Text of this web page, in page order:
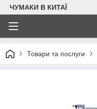
ЧУМАКИ В КИТАЇ
Товари та послуги